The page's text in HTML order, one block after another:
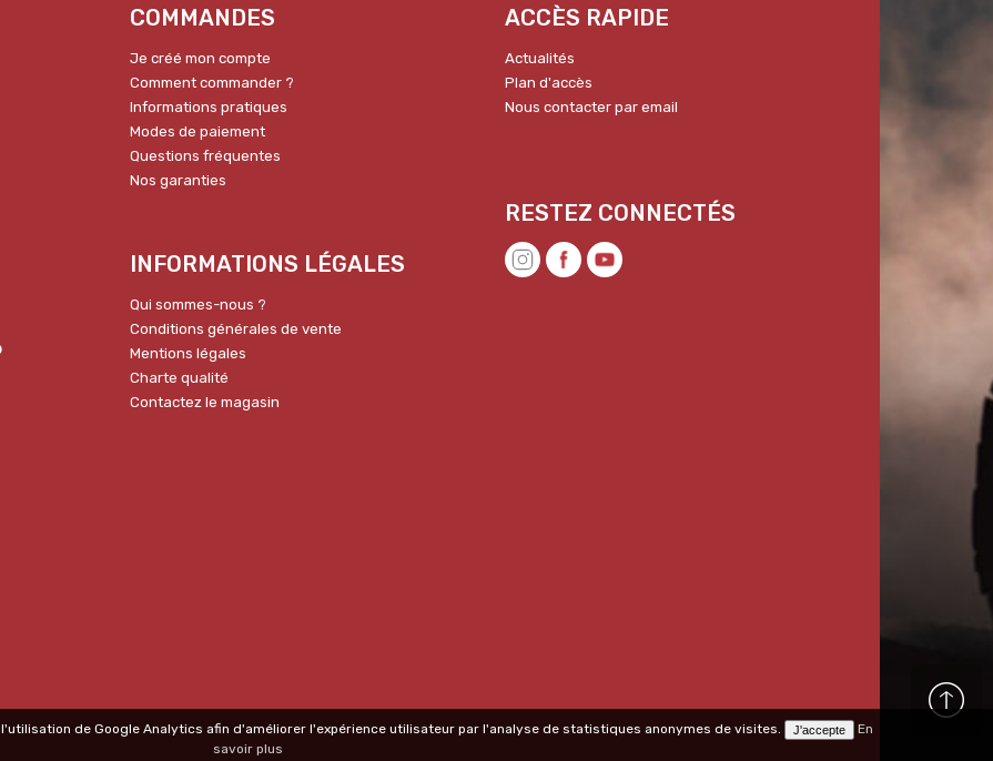
COMMANDES
Je créé mon compte
Comment commander ?
Informations pratiques
Modes de paiement
Questions fréquentes
Nos garanties
INFORMATIONS LÉGALES
Qui sommes-nous ?
Conditions générales de vente
Mentions légales
Charte qualité
Contactez le magasin
ACCÈS RAPIDE
Actualités
Plan d'accès
Nous contacter par email
de Google Analytics afin d'améliorer l'expérience utilisateur par l'analyse de statistiques anonymes de visites.
En
savoir plus